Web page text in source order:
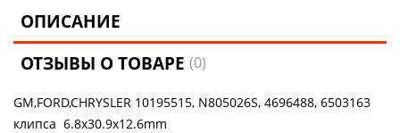
ОПИСАНИЕ
ОТЗЫВЫ О ТОВАРЕ(0)
GM,FORD,CHRYSLER 10195515, N805026S, 4696488, 6503163
клипса 6.8x30.9x12.6mm